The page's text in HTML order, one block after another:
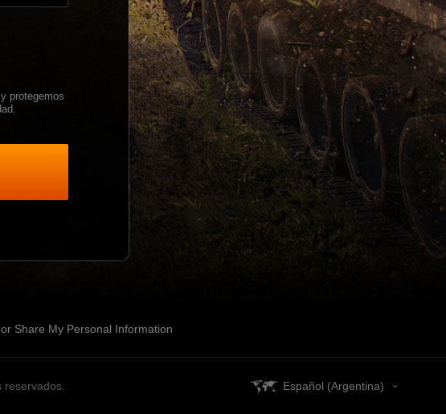
protegemos
.
Share My Personal Information
reservados. Español (Argentina)